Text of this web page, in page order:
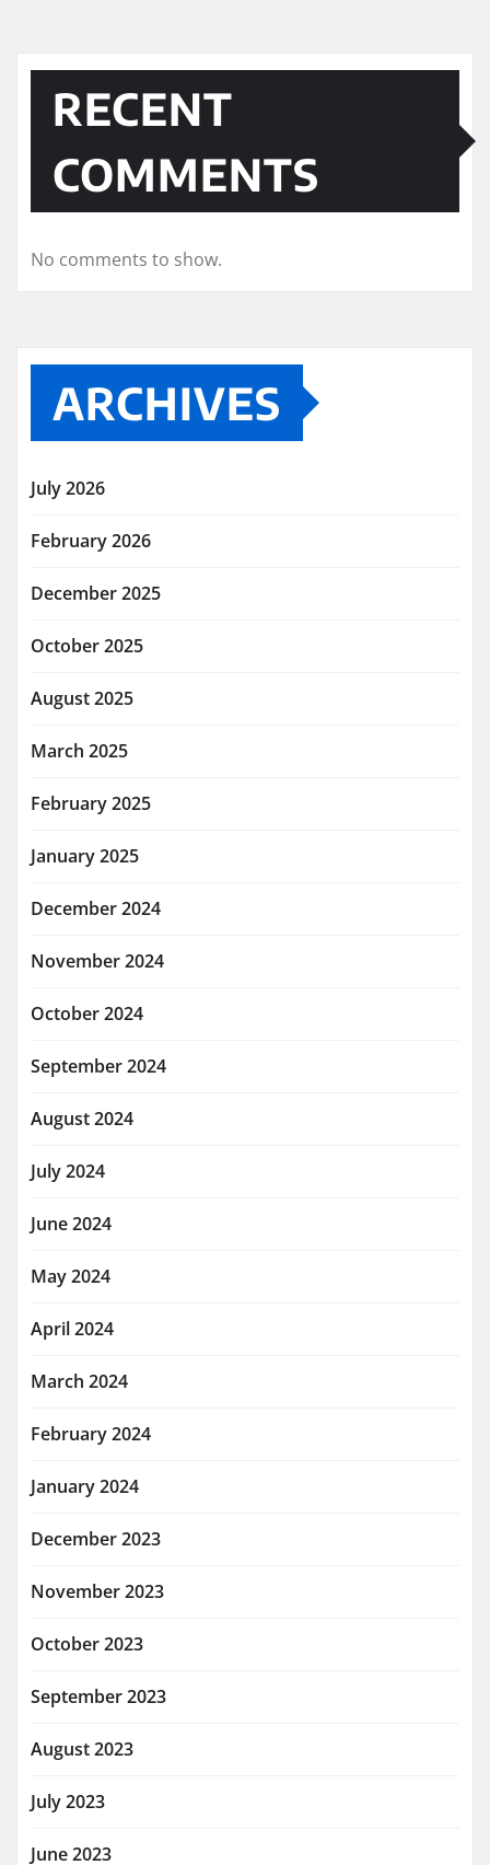
RECENT
COMMENTS
No comments to show.
ARCHIVES
July 2026
February 2026
December 2025
October 2025
August 2025
March 2025
February 2025
January 2025
December 2024
November 2024
October 2024
September 2024
August 2024
July 2024
June 2024
May 2024
April 2024
March 2024
February 2024
January 2024
December 2023
November 2023
October 2023
September 2023
August 2023
July 2023
June 2023